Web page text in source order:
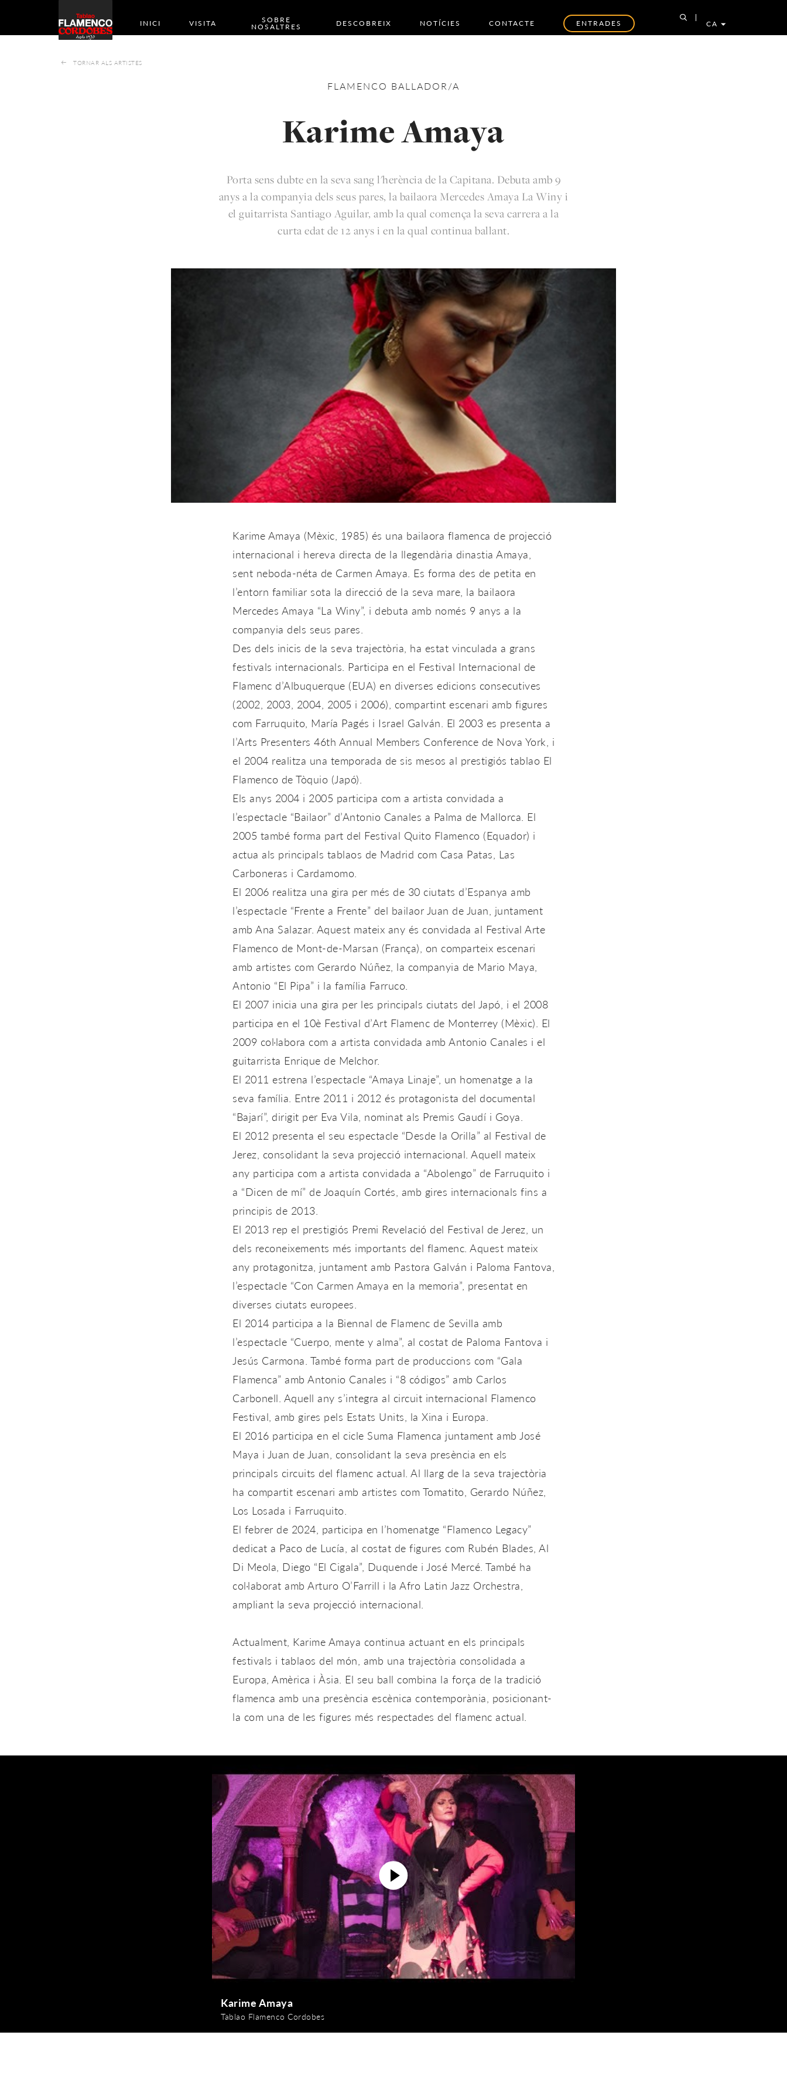
INICI VISITA SOBRE
NOSALTRES DESCOBREIX NOTÍCIES CONTACTE ENTRADES CA
TORNAR ALS ARTISTES
FLAMENCO BALLADOR/A
Karime Amaya
Porta sens dubte en la seva sang l'herència de la Capitana. Debuta amb 9
anys a la companyia dels seus pares, la bailaora Mercedes Amaya La Winy i
el guitarrista Santiago Aguilar, amb la qual comença la seva carrera a la
curta edat de 12 anys i en la qual continua ballant.
Karime Amaya (Mèxic, 1985) és una bailaora flamenca de projecció
internacional i hereva directa de la llegendària dinastia Amaya,
sent neboda-néta de Carmen Amaya. Es forma des de petita en
l’entorn familiar sota la direcció de la seva mare, la bailaora
Mercedes Amaya “La Winy”, i debuta amb només 9 anys a la
companyia dels seus pares.
Des dels inicis de la seva trajectòria, ha estat vinculada a grans
festivals internacionals. Participa en el Festival Internacional de
Flamenc d’Albuquerque (EUA) en diverses edicions consecutives
(2002, 2003, 2004, 2005 i 2006), compartint escenari amb figures
com Farruquito, María Pagés i Israel Galván. El 2003 es presenta a
l’Arts Presenters 46th Annual Members Conference de Nova York, i
el 2004 realitza una temporada de sis mesos al prestigiós tablao El
Flamenco de Tòquio (Japó).
Els anys 2004 i 2005 participa com a artista convidada a
l’espectacle “Bailaor” d’Antonio Canales a Palma de Mallorca. El
2005 també forma part del Festival Quito Flamenco (Equador) i
actua als principals tablaos de Madrid com Casa Patas, Las
Carboneras i Cardamomo.
El 2006 realitza una gira per més de 30 ciutats d’Espanya amb
l’espectacle “Frente a Frente” del bailaor Juan de Juan, juntament
amb Ana Salazar. Aquest mateix any és convidada al Festival Arte
Flamenco de Mont-de-Marsan (França), on comparteix escenari
amb artistes com Gerardo Núñez, la companyia de Mario Maya,
Antonio “El Pipa” i la família Farruco.
El 2007 inicia una gira per les principals ciutats del Japó, i el 2008
participa en el 10è Festival d’Art Flamenc de Monterrey (Mèxic). El
2009 col·labora com a artista convidada amb Antonio Canales i el
guitarrista Enrique de Melchor.
El 2011 estrena l’espectacle “Amaya Linaje”, un homenatge a la
seva família. Entre 2011 i 2012 és protagonista del documental
“Bajarí”, dirigit per Eva Vila, nominat als Premis Gaudí i Goya.
El 2012 presenta el seu espectacle “Desde la Orilla” al Festival de
Jerez, consolidant la seva projecció internacional. Aquell mateix
any participa com a artista convidada a “Abolengo” de Farruquito i
a “Dicen de mí” de Joaquín Cortés, amb gires internacionals fins a
principis de 2013.
El 2013 rep el prestigiós Premi Revelació del Festival de Jerez, un
dels reconeixements més importants del flamenc. Aquest mateix
any protagonitza, juntament amb Pastora Galván i Paloma Fantova,
l’espectacle “Con Carmen Amaya en la memoria”, presentat en
diverses ciutats europees.
El 2014 participa a la Biennal de Flamenc de Sevilla amb
l’espectacle “Cuerpo, mente y alma”, al costat de Paloma Fantova i
Jesús Carmona. També forma part de produccions com “Gala
Flamenca” amb Antonio Canales i “8 códigos” amb Carlos
Carbonell. Aquell any s’integra al circuit internacional Flamenco
Festival, amb gires pels Estats Units, la Xina i Europa.
El 2016 participa en el cicle Suma Flamenca juntament amb José
Maya i Juan de Juan, consolidant la seva presència en els
principals circuits del flamenc actual. Al llarg de la seva trajectòria
ha compartit escenari amb artistes com Tomatito, Gerardo Núñez,
Los Losada i Farruquito.
El febrer de 2024, participa en l’homenatge “Flamenco Legacy”
dedicat a Paco de Lucía, al costat de figures com Rubén Blades, Al
Di Meola, Diego “El Cigala”, Duquende i José Mercé. També ha
col·laborat amb Arturo O’Farrill i la Afro Latin Jazz Orchestra,
ampliant la seva projecció internacional.
Actualment, Karime Amaya continua actuant en els principals
festivals i tablaos del món, amb una trajectòria consolidada a
Europa, Amèrica i Àsia. El seu ball combina la força de la tradició
flamenca amb una presència escènica contemporània, posicionant-
la com una de les figures més respectades del flamenc actual.
Karime Amaya
Tablao Flamenco Cordobes